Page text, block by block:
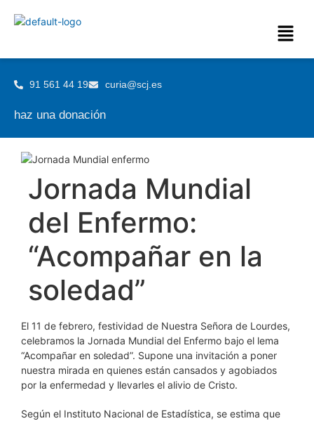
91 561 44 19 curia@scj.es
haz una donación
Jornada Mundial
del Enfermo:
“Acompañar en la
soledad”
El 11 de febrero, festividad de Nuestra Señora de Lourdes,
celebramos la Jornada Mundial del Enfermo bajo el lema
“Acompañar en soledad”. Supone una invitación a poner
nuestra mirada en quienes están cansados y agobiados
por la enfermedad y llevarles el alivio de Cristo.
Según el Instituto Nacional de Estadística, se estima que